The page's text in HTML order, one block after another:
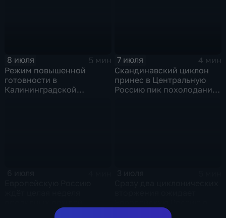
8 июля
5 мин
Режим повышенной
готовности в
Калининградской
7 июля
4 мин
Скандинавский циклон
принес в Центральную
Россию пик похолодания
оставшиеся дни недели